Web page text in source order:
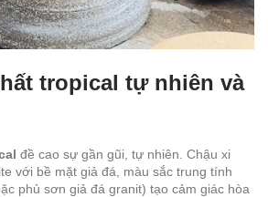
tropical tự nhiên và
đề cao sự gần gũi, tự nhiên. Chậu xi
với bề mặt giả đá, màu sắc trung tính
phủ sơn giả đá granit) tạo cảm giác hòa